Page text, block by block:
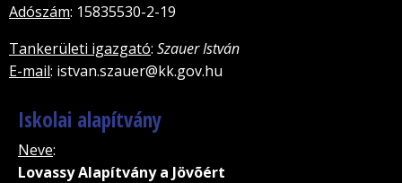
Adószám: 15835530-2-19
Tankerületi igazgató: Szauer István
E-mail: istvan.szauer@kk.gov.hu
Iskolai alapítvány
Neve:
Lovassy Alapítvány a Jövõért